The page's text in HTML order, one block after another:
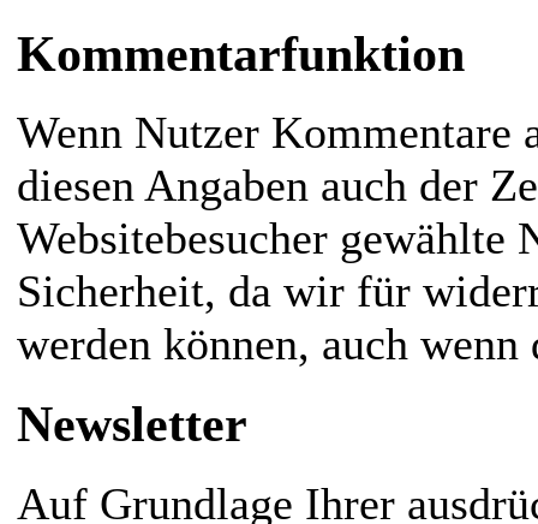
Kommentarfunktion
Wenn Nutzer Kommentare
diesen Angaben auch der
Websitebesucher gewählte
Sicherheit, da wir für
werden können, auch
Newsletter
Auf Grundlage Ihrer